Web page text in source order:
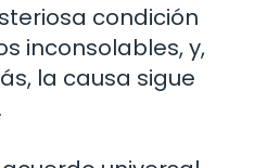
condición
inconsolables, y,
la causa sigue